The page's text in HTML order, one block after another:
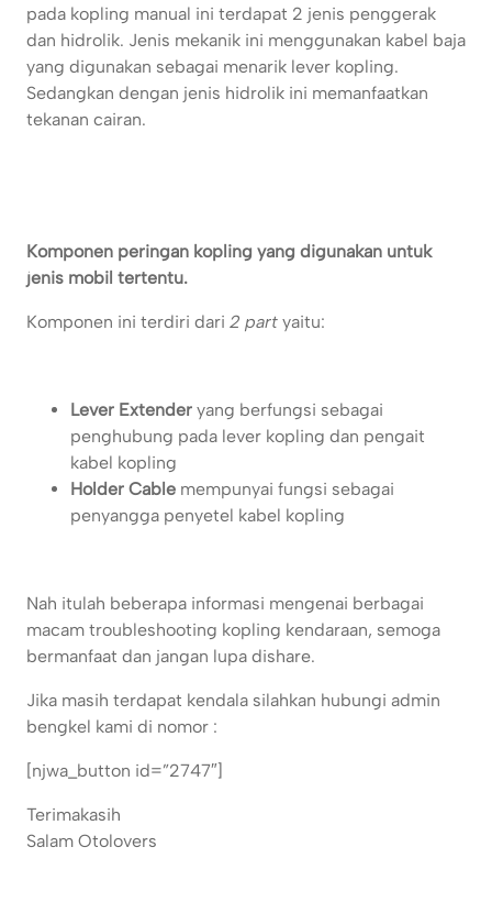
pada kopling manual ini terdapat 2 jenis penggerak
dan hidrolik. Jenis mekanik ini menggunakan kabel baja
yang digunakan sebagai menarik lever kopling.
Sedangkan dengan jenis hidrolik ini memanfaatkan
tekanan cairan.
Komponen peringan kopling yang digunakan untuk
jenis mobil tertentu.
Komponen ini terdiri dari 2 part yaitu:
Lever Extender yang berfungsi sebagai
penghubung pada lever kopling dan pengait
kabel kopling
Holder Cable mempunyai fungsi sebagai
penyangga penyetel kabel kopling
Nah itulah beberapa informasi mengenai berbagai
macam troubleshooting kopling kendaraan, semoga
bermanfaat dan jangan lupa dishare.
Jika masih terdapat kendala silahkan hubungi admin
bengkel kami di nomor :
[njwa_button id=”2747″]
Terimakasih
Salam Otolovers